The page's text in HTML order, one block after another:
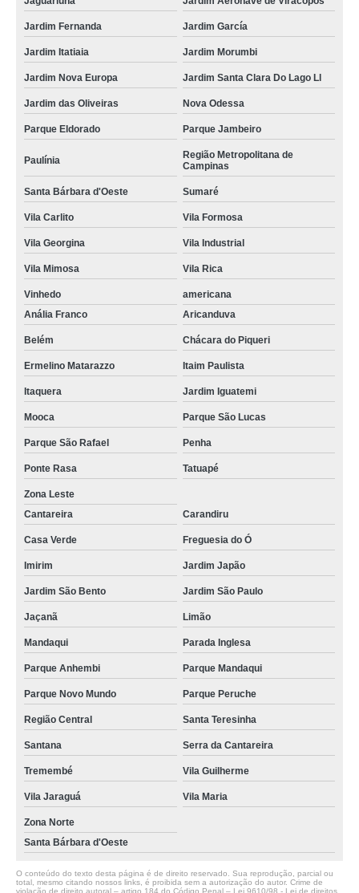
Jardim Fernanda Jardim García
Jardim Itatiaia Jardim Morumbi
Jardim Nova Europa Jardim Santa Clara Do Lago Ll
Jardim das Oliveiras Nova Odessa
Parque Eldorado Parque Jambeiro
Paulínia
Região Metropolitana de
Campinas
Santa Bárbara d'Oeste Sumaré
Vila Carlito Vila Formosa
Vila Georgina Vila Industrial
Vila Mimosa Vila Rica
Vinhedo
americana
Anália Franco
Aricanduva
Belém Chácara do Piqueri
Ermelino Matarazzo Itaim Paulista
Itaquera Jardim Iguatemi
Mooca Parque São Lucas
Parque São Rafael Penha
Ponte Rasa Tatuapé
Zona Leste
Cantareira
Carandiru
Casa Verde Freguesia do Ó
Imirim Jardim Japão
Jardim São Bento Jardim São Paulo
Jaçanã Limão
Mandaqui Parada Inglesa
Parque Anhembi Parque Mandaqui
Parque Novo Mundo Parque Peruche
Região Central Santa Teresinha
Santana Serra da Cantareira
Tremembé Vila Guilherme
Vila Jaraguá Vila Maria
Zona Norte
Santa Bárbara d'Oeste
O conteúdo do texto desta página é de direito reservado. Sua reprodução, parcial ou
total, mesmo citando nossos links, é proibida sem a autorização do autor. Crime de
violação de direito autoral – artigo 184 do Código Penal – Lei 9610/98 - Lei de direitos